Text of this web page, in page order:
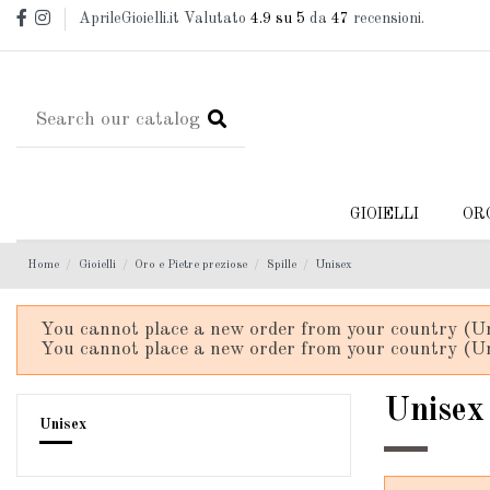
AprileGioielli.it Valutato4.9 su 5 da47 recensioni.
GIOIELLI
Home Gioielli Oro e Pietre preziose Spille Unisex
You cannot place a new order from your country
You cannot place a new order from your country
Unisex
Unisex